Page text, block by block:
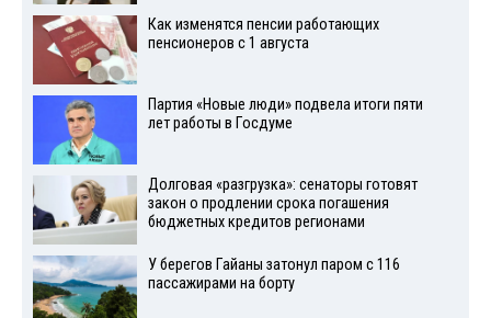
Как изменятся пенсии работающих
пенсионеров с 1 августа
Партия «Новые люди» подвела итоги пяти
лет работы в Госдуме
Долговая «разгрузка»: сенаторы готовят
закон о продлении срока погашения
бюджетных кредитов регионами
У берегов Гайаны затонул паром с 116
пассажирами на борту